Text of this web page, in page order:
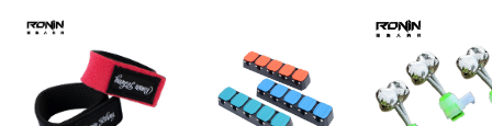
信用卡分期付款
3 期 0 利率 每期 21家銀行
合作金庫商業銀行
第一商業銀行
華南商業銀行
彰化商業銀行
Apple Pay